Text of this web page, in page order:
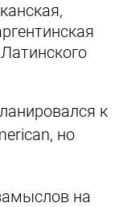
к
но
на